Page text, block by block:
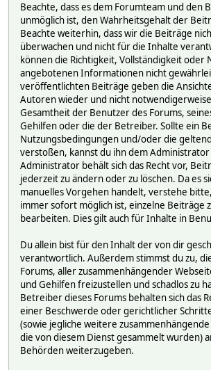
Beachte, dass es dem Forumteam und den
unmöglich ist, den Wahrheitsgehalt der
Beachte weiterhin, dass wir die Beiträge
überwachen und nicht für die Inhalte
können die Richtigkeit, Vollständigkeit oder
angebotenen Informationen nicht
veröffentlichten Beiträge geben die
Autoren wieder und nicht
Gesamtheit der Benutzer des Forums,
Gehilfen oder die der Betreiber. Sollte ein
Nutzungsbedingungen und/oder die
verstoßen, kannst du ihn dem
Administrator behält sich das Recht vor,
jederzeit zu ändern oder zu löschen. Da es
manuelles Vorgehen handelt, verstehe
immer sofort möglich ist, einzelne Beiträge
bearbeiten. Dies gilt auch für Inhalte in
Du allein bist für den Inhalt der von dir
verantwortlich. Außerdem stimmst du zu,
Forums, aller zusammenhängender
und Gehilfen freizustellen und schadlos zu
Betreiber dieses Forums behalten sich das
einer Beschwerde oder gerichtlicher
(sowie jegliche weitere
die von diesem Dienst gesammelt wurden)
Behörden weiterzugeben.